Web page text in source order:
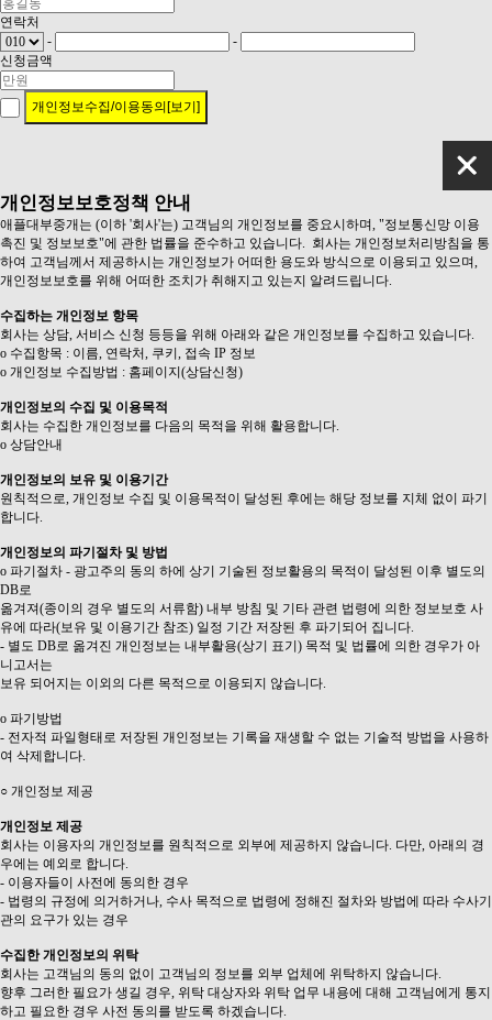
연락처
-
-
신청금액
개인정보수집/이용동의[보기]
개인정보보호정책 안내
애플대부중개는 (이하 '회사'는) 고객님의 개인정보를 중요시하며, "정보통신망 이용
촉진 및 정보보호"에 관한 법률을 준수하고 있습니다. 회사는 개인정보처리방침을 통
하여 고객님께서 제공하시는 개인정보가 어떠한 용도와 방식으로 이용되고 있으며,
개인정보보호를 위해 어떠한 조치가 취해지고 있는지 알려드립니다.
수집하는 개인정보 항목
회사는 상담, 서비스 신청 등등을 위해 아래와 같은 개인정보를 수집하고 있습니다.
ο 수집항목 : 이름, 연락처, 쿠키, 접속 IP 정보
ο 개인정보 수집방법 : 홈페이지(상담신청)
개인정보의 수집 및 이용목적
회사는 수집한 개인정보를 다음의 목적을 위해 활용합니다.
ο 상담안내
개인정보의 보유 및 이용기간
원칙적으로, 개인정보 수집 및 이용목적이 달성된 후에는 해당 정보를 지체 없이 파기
합니다.
개인정보의 파기절차 및 방법
ο 파기절차 - 광고주의 동의 하에 상기 기술된 정보활용의 목적이 달성된 이후 별도의
DB로
옮겨져(종이의 경우 별도의 서류함) 내부 방침 및 기타 관련 법령에 의한 정보보호 사
유에 따라(보유 및 이용기간 참조) 일정 기간 저장된 후 파기되어 집니다.
- 별도 DB로 옮겨진 개인정보는 내부활용(상기 표기) 목적 및 법률에 의한 경우가 아
니고서는
보유 되어지는 이외의 다른 목적으로 이용되지 않습니다.
ο 파기방법
- 전자적 파일형태로 저장된 개인정보는 기록을 재생할 수 없는 기술적 방법을 사용하
여 삭제합니다.
○ 개인정보 제공
개인정보 제공
회사는 이용자의 개인정보를 원칙적으로 외부에 제공하지 않습니다. 다만, 아래의 경
우에는 예외로 합니다.
- 이용자들이 사전에 동의한 경우
- 법령의 규정에 의거하거나, 수사 목적으로 법령에 정해진 절차와 방법에 따라 수사기
관의 요구가 있는 경우
수집한 개인정보의 위탁
회사는 고객님의 동의 없이 고객님의 정보를 외부 업체에 위탁하지 않습니다.
향후 그러한 필요가 생길 경우, 위탁 대상자와 위탁 업무 내용에 대해 고객님에게 통지
하고 필요한 경우 사전 동의를 받도록 하겠습니다.